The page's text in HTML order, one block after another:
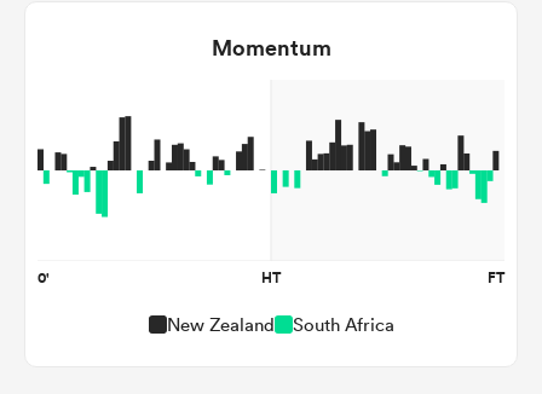
Momentum
0' HT FT
New Zealand South Africa